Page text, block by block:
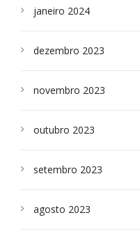
janeiro 2024
dezembro 2023
novembro 2023
outubro 2023
setembro 2023
agosto 2023